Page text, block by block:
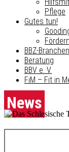
Pflege
Gutes tun!
Fördern
BBZ-
Beratung
BBV e. V.
FiM – Fit in
News